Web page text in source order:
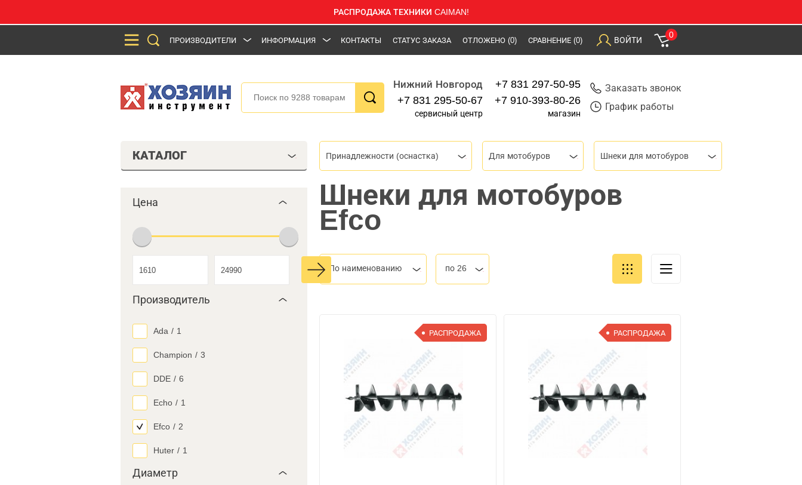
РАСПРОДАЖА ТЕХНИКИ CAIMAN!
ПРОИЗВОДИТЕЛИ ИНФОРМАЦИЯ КОНТАКТЫ СТАТУС ЗАКАЗА ОТЛОЖЕНО (0) СРАВНЕНИЕ (0) ВОЙТИ
0
Нижний Новгород
+7 831 295-50-67
сервисный центр
+7 831 297-50-95
+7 910-393-80-26
магазин
Заказать звонок
График работы
КАТАЛОГ
Цена
Производитель
Ada / 1
Champion / 3
DDE / 6
Echo / 1
Efco / 2
Huter / 1
Диаметр
Принадлежности (оснастка) Для мотобуров Шнеки для мотобуров
Шнеки для мотобуров
Efco
По наименованию по 26
РАСПРОДАЖА РАСПРОДАЖА